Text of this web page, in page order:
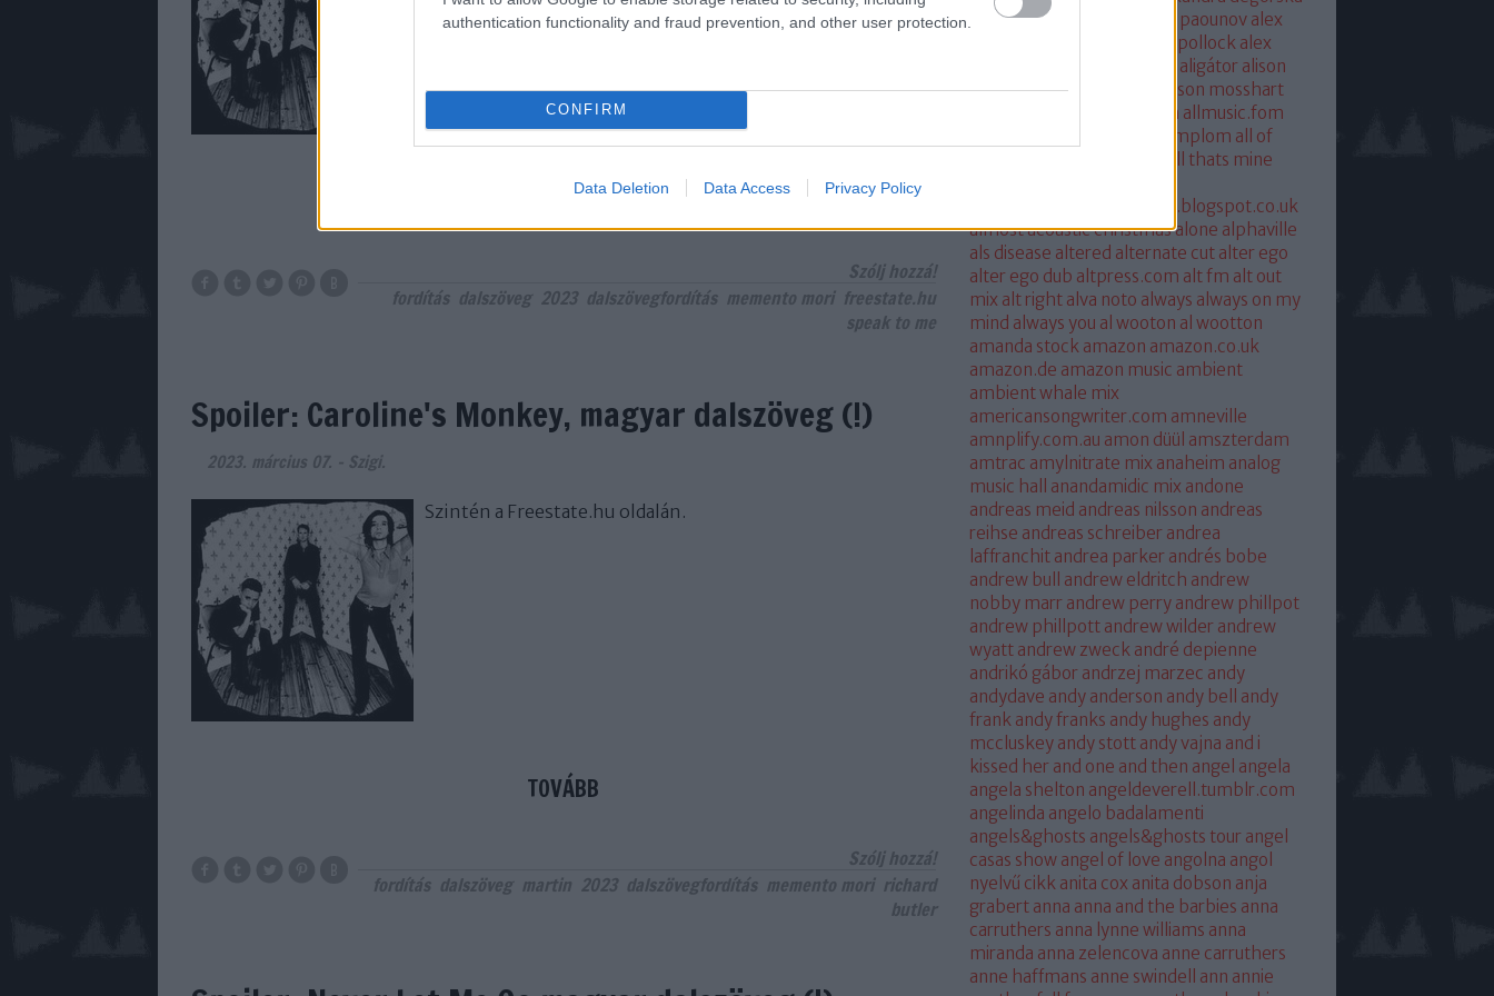
authentication functionality and fraud prevention, and other user protection.
CONFIRM
Data Deletion Data Access Privacy Policy
TOVÁBB
Szólj hozzá!
fordítás dalszöveg 2023 dalszövegfordítás memento mori freestate.hu
speak to me
Spoiler: Caroline's Monkey, magyar dalszöveg (!)
2023. március 07. - Szigi.
Szintén a Freestate.hu oldalán.
TOVÁBB
Szólj hozzá!
fordítás dalszöveg martin 2023 dalszövegfordítás memento mori richard
butler
alexandra savior
alexandre paounov alex
alex pollock alex
aligátor alison
moyetalkohol
allison mosshart
allmusic.com allmusic.fom
all hallows templom all of
all thats mine
almostpredictablealmost1.blogspot.co.uk
almost acoustic christmasalone alphaville
als disease altered alternate cut alter ego
alter ego dub altpress.com alt fm alt out
mix alt right alva noto always always on my
mind always you al wooton al wootton
amanda stock amazon amazon.co.uk
amazon.de amazon music ambient
ambient whale mix
americansongwriter.com amneville
amnplify.com.au amon düül amszterdam
amtrac amylnitrate mix anaheim analog
music hall
anandamidic mix andone
andreas meid andreas nilsson andreas
reihse andreas schreiber andrea
laffranchit andrea parker andrés bobe
andrew bull
andrew eldritch andrew
nobby marr andrew perry andrew phillpot
andrew phillpott andrew wilder andrew
wyatt andrew zweck andré depienne
andrikó gábor andrzej marzec andy
andydave andy anderson andy bell
andy
frank andy franks andy hughes andy
mccluskey andy stott andy vajna and i
kissed her and one and then angel angela
angela shelton angeldeverell.tumblr.com
angelinda angelo badalamenti
angels&ghosts angels&ghosts tour angel
casas show angel of love angolna angol
nyelvű cikk anita cox anita dobson anja
grabert anna anna and the barbies anna
carruthers anna lynne williams anna
miranda anna zelencova anne carruthers
anne haffmans anne swindell
ann annie